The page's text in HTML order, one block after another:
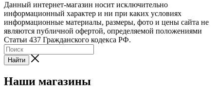
Данный интернет-магазин носит исключительно
информационный характер и ни при каких условиях
информационные материалы, размеры, фото и цены сайта не
являются публичной офертой, определяемой положениями
Статьи 437 Гражданского кодекса РФ.
Найти
Наши магазины